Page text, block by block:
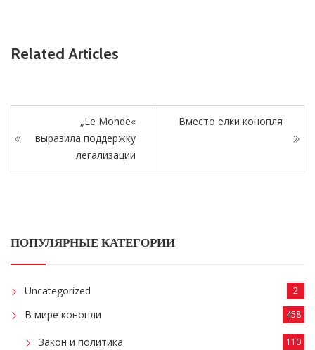
Related Articles
„Le Monde«
выразила поддержку
легализации
Вместо елки конопля
ПОПУЛЯРНЫЕ КАТЕГОРИИ
Uncategorized 2
В мире конопли 458
Закон и политика 110